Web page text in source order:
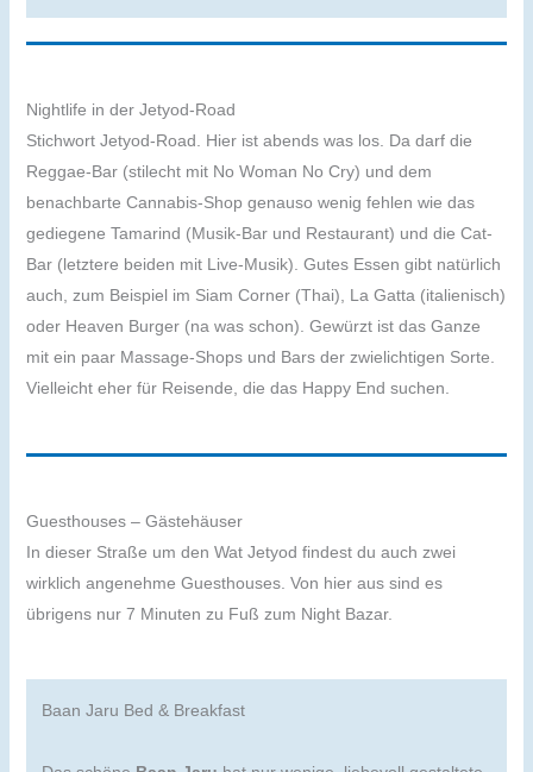
Nightlife in der Jetyod-Road
Stichwort Jetyod-Road. Hier ist abends was los. Da darf die
Reggae-Bar (stilecht mit No Woman No Cry) und dem
benachbarte Cannabis-Shop genauso wenig fehlen wie das
gediegene Tamarind (Musik-Bar und Restaurant) und die Cat-
Bar (letztere beiden mit Live-Musik). Gutes Essen gibt natürlich
auch, zum Beispiel im Siam Corner (Thai), La Gatta (italienisch)
oder Heaven Burger (na was schon). Gewürzt ist das Ganze
mit ein paar Massage-Shops und Bars der zwielichtigen Sorte.
Vielleicht eher für Reisende, die das Happy End suchen.
Guesthouses – Gästehäuser
In dieser Straße um den Wat Jetyod findest du auch zwei
wirklich angenehme Guesthouses. Von hier aus sind es
übrigens nur 7 Minuten zu Fuß zum Night Bazar.
Baan Jaru Bed & Breakfast